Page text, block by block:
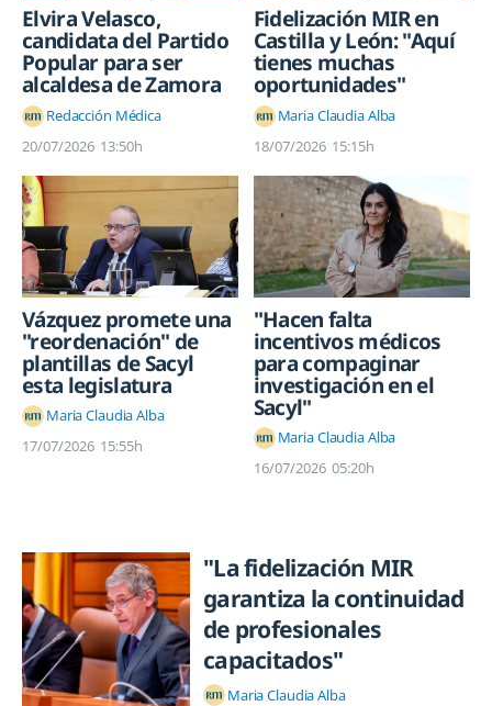
Elvira Velasco,
candidata del Partido
Popular para ser
alcaldesa de Zamora
Redacción Médica
20/07/2026 13:50h
Fidelización MIR en
Castilla y León: "Aquí
tienes muchas
oportunidades"
Maria Claudia Alba
18/07/2026 15:15h
Vázquez promete una
"reordenación" de
plantillas de Sacyl
esta legislatura
Maria Claudia Alba
17/07/2026 15:55h
"Hacen falta
incentivos médicos
para compaginar
investigación en el
Sacyl"
Maria Claudia Alba
16/07/2026 05:20h
"La fidelización MIR
garantiza la continuidad
de profesionales
capacitados"
Maria Claudia Alba